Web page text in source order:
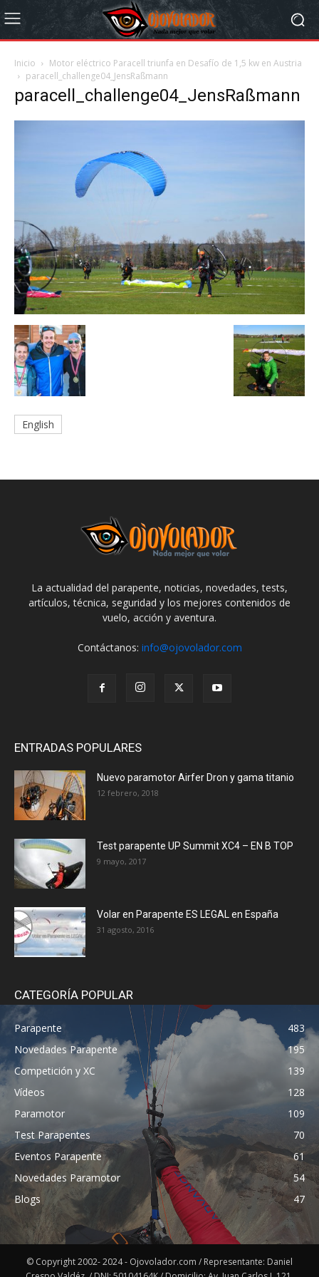
Inicio
Motor eléctrico Paracell triunfa en Desafío de 1,5 kw en Austria
paracell_challenge04_JensRaßmann
paracell_challenge04_JensRaßmann
English
La actualidad del parapente, noticias, novedades, tests,
artículos, técnica, seguridad y los mejores contenidos de
vuelo, acción y aventura.
Contáctanos: info@ojovolador.com
ENTRADAS POPULARES
Nuevo paramotor Airfer Dron y gama titanio
12 febrero, 2018
Test parapente UP Summit XC4 – EN B TOP
9 mayo, 2017
Volar en Parapente ES LEGAL en España
31 agosto, 2016
CATEGORÍA POPULAR
Parapente
483
Novedades Parapente
195
Competición y XC
139
Vídeos
128
Paramotor
109
Test Parapentes
70
Eventos Parapente
61
Novedades Paramotor
54
Blogs
47
© Copyright 2002- 2024 - Ojovolador.com / Representante: Daniel